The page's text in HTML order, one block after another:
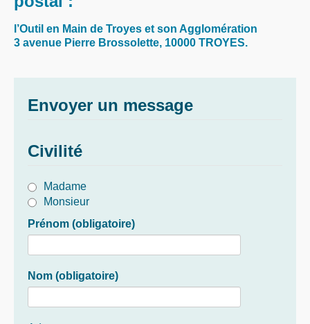
l’Outil en Main de Troyes et son Agglomération
3 avenue Pierre Brossolette, 10000 TROYES.
Envoyer un message
Civilité
Madame
Monsieur
Prénom (obligatoire)
Nom (obligatoire)